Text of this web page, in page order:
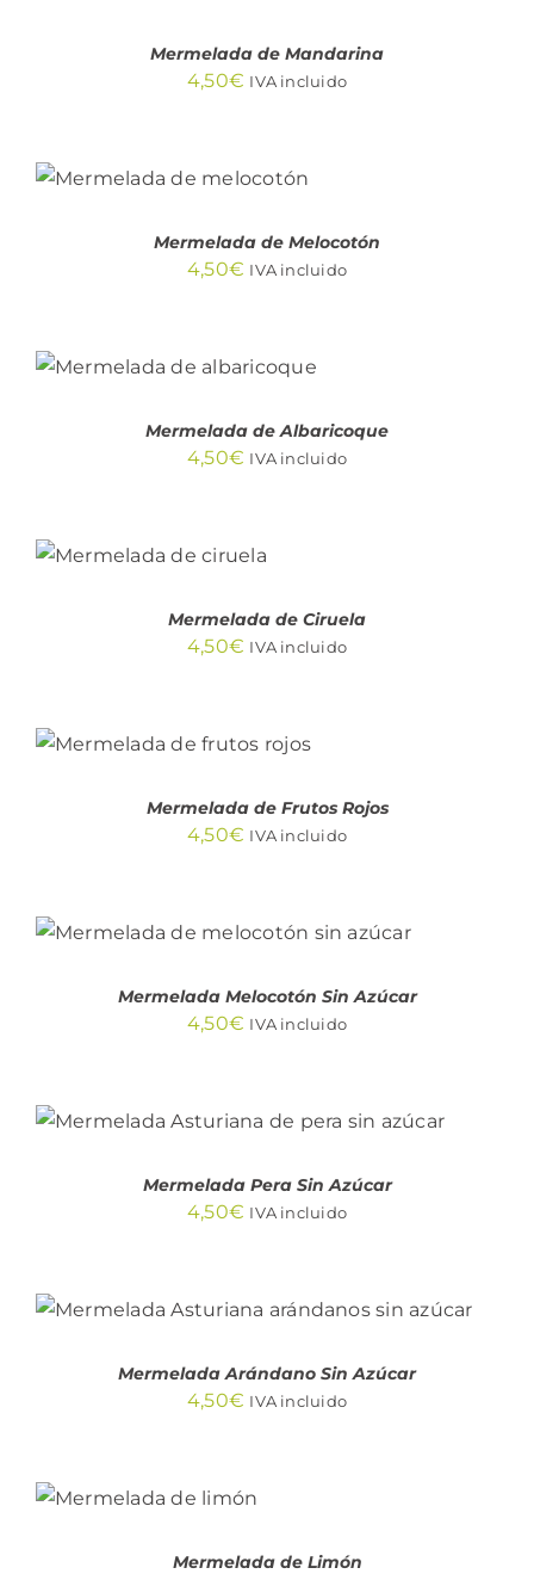
Mermelada de Mandarina
4,50€ IVA incluido
CARRITO
/
Mermelada de Melocotón
4,50€ IVA incluido
/
Mermelada de Albaricoque
4,50€ IVA incluido
CARRITO
/
Mermelada de Ciruela
4,50€ IVA incluido
/
Mermelada de Frutos Rojos
4,50€ IVA incluido
AÑADIR AL CARRITO
/
Mermelada Melocotón Sin Azúcar
4,50€ IVA incluido
AÑADIR AL CARRITO
/
Mermelada Pera Sin Azúcar
4,50€ IVA incluido
AÑADIR AL CARRITO
/
Mermelada Arándano Sin Azúcar
4,50€ IVA incluido
CARRITO
/
Mermelada de Limón